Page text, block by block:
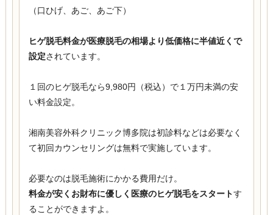
（口ひげ、あご、あご下）
ヒゲ脱毛料金が医療脱毛の相場より低価格に半値近くで
設定されています。
１回のヒゲ脱毛なら9,980円（税込）で１万円未満の安
い料金設定。
湘南美容外科クリニック博多院は初診料などは必要なく
て初回カウンセリングは無料で実施しています。
必要なのは脱毛施術にかかる費用だけ。
料金が安くお財布に優しく医療のヒゲ脱毛をスタートす
ることができますよ。